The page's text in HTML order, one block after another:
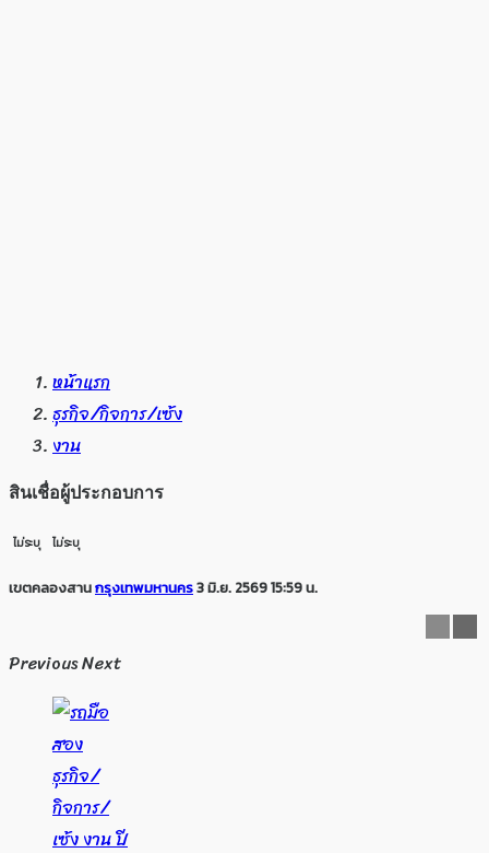
หน้าแรก
ธุรกิจ/กิจการ/เซ้ง
งาน
สินเชื่อผู้ประกอบการ
ไม่ระบุ ไม่ระบุ
เขตคลองสานกรุงเทพมหานคร3 มิ.ย. 2569 15:59 น.
PreviousNext